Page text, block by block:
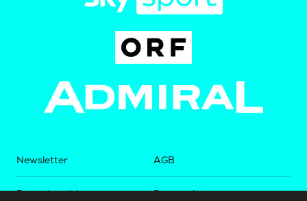
Newsletter
Pressebereich
AGB
Datenschutz